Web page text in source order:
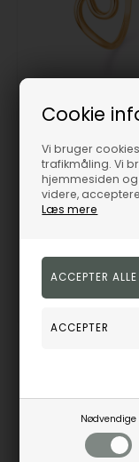
Cookie
Vi bruger
trafikmåling. Vi
hjemmesiden og
videre,
Læs mere
Nødvendige
Guld & Sølv Design
1.944,00 DKK
Vejl. udsalgspris
3-7